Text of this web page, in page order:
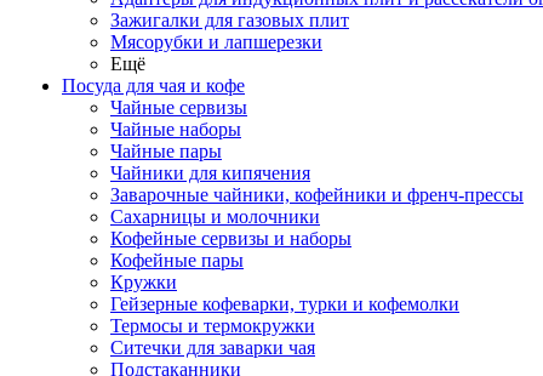
Зажигалки для газовых плит
Мясорубки и лапшерезки
Ещё
Посуда для чая и кофе
Чайные сервизы
Чайные наборы
Чайные пары
Чайники для кипячения
Заварочные чайники, кофейники и френч-прессы
Сахарницы и молочники
Кофейные сервизы и наборы
Кофейные пары
Кружки
Гейзерные кофеварки, турки и кофемолки
Термосы и термокружки
Ситечки для заварки чая
Подстаканники